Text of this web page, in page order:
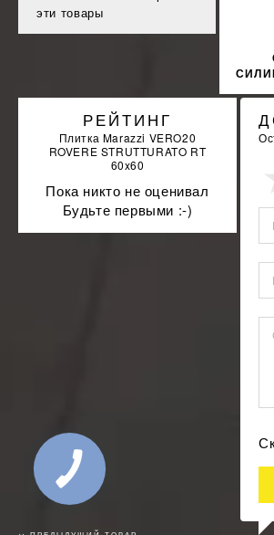
эти товары
РЕЙТИНГ
Плитка Marazzi VERO20
ROVERE STRUTTURATO RT
60x60
Пока никто не оценивал
Будьте первыми :-)